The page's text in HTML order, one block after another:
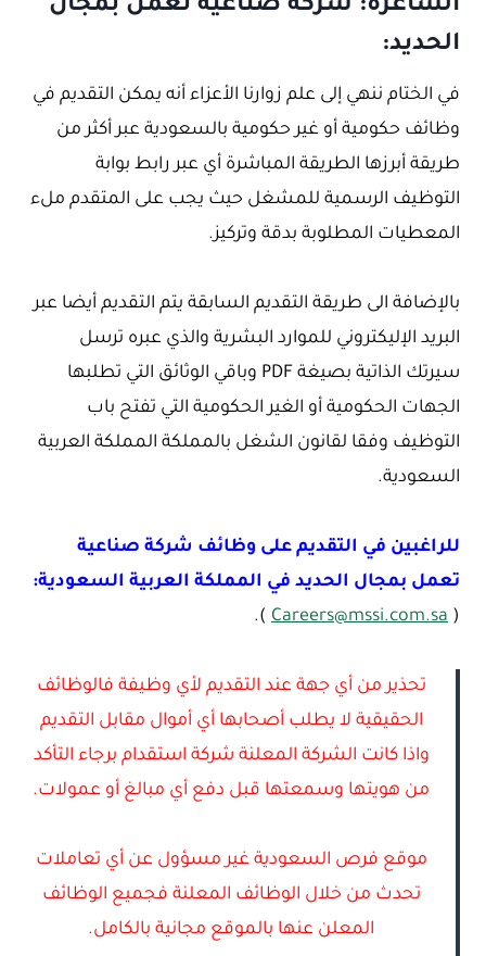
الشاغرة: شركة صناعية تعمل بمجال
الحديد:
في الختام ننهي إلى علم زوارنا الأعزاء أنه يمكن التقديم في
وظائف حكومية أو غير حكومية بالسعودية عبر أكثر من
طريقة أبرزها الطريقة المباشرة أي عبر رابط بوابة
التوظيف الرسمية للمشغل حيث يجب على المتقدم ملء
المعطيات المطلوبة بدقة وتركيز.
بالإضافة الى طريقة التقديم السابقة يتم التقديم أيضا عبر
البريد الإليكتروني للموارد البشرية والذي عبره ترسل
سيرتك الذاتية بصيغة PDF وباقي الوثائق التي تطلبها
الجهات الحكومية أو الغير الحكومية التي تفتح باب
التوظيف وفقا لقانون الشغل بالمملكة المملكة العربية
السعودية.
للراغبين في التقديم على وظائف شركة صناعية
تعمل بمجال الحديد في المملكة العربية السعودية:
(
Careers@mssi.com.sa
).
تحذير من أي جهة عند التقديم لأي وظيفة فالوظائف
الحقيقية لا يطلب أصحابها أي أموال مقابل التقديم
واذا كانت الشركة المعلنة شركة استقدام برجاء التأكد
من هويتها وسمعتها قبل دفع أي مبالغ أو عمولات.
موقع فرص السعودية غير مسؤول عن أي تعاملات
تحدث من خلال الوظائف المعلنة فجميع الوظائف
المعلن عنها بالموقع مجانية بالكامل.